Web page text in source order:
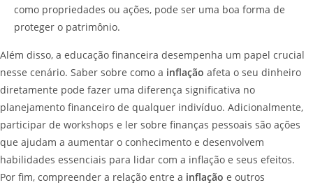
como propriedades ou ações, pode ser uma boa forma de
proteger o patrimônio.
Além disso, a educação financeira desempenha um papel crucial
nesse cenário. Saber sobre como a inflação afeta o seu dinheiro
diretamente pode fazer uma diferença significativa no
planejamento financeiro de qualquer indivíduo. Adicionalmente,
participar de workshops e ler sobre finanças pessoais são ações
que ajudam a aumentar o conhecimento e desenvolvem
habilidades essenciais para lidar com a inflação e seus efeitos.
Por fim, compreender a relação entre a inflação e outros